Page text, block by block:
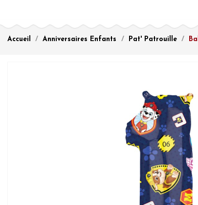
Accueil Anniversaires Enfants Pat' Patrouille